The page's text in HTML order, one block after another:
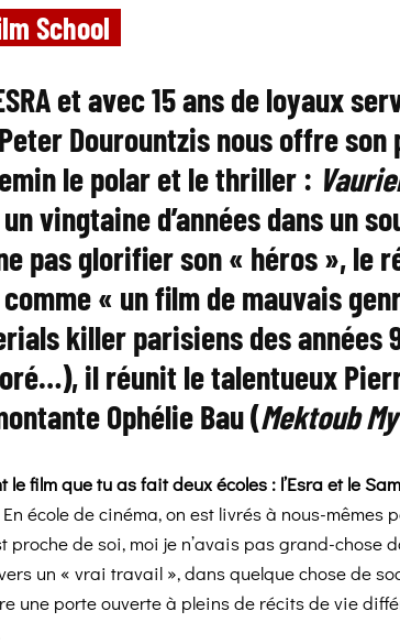
School
et avec 15 ans de loyaux
Dourountzis nous offre
le polar et le thriller :
vingtaine d’années dans un
pas glorifier son « héros », le
« un film de mauvais
killer parisiens des années
il réunit le talentueux
Ophélie Bau (Mektoub
le film que tu as fait deux écoles : l’Esra et le
En école de cinéma, on est livrés à nous-mêmes
proche de soi, moi je n’avais pas grand-chose
un « vrai travail », dans quelque chose de
une porte ouverte à pleins de récits de vie